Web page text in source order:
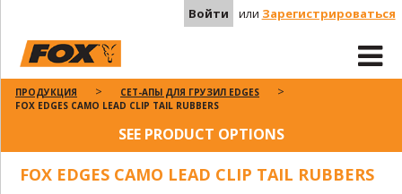
Войти или Зарегистрироваться
ПРОДУКЦИЯ
СЕТ-АПЫ ДЛЯ ГРУЗИЛ EDGES
FOX EDGES CAMO LEAD CLIP TAIL RUBBERS
SEE PRODUCT OPTIONS
FOX EDGES CAMO LEAD CLIP TAIL RUBBERS